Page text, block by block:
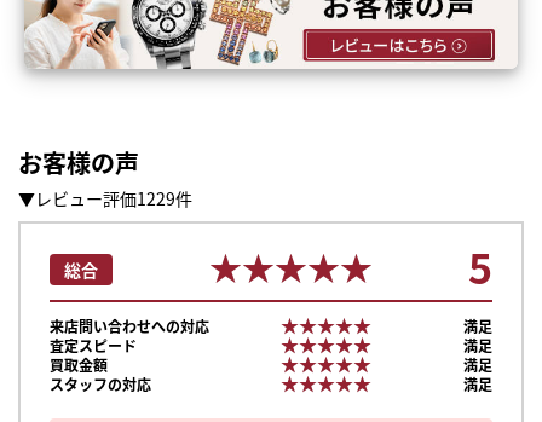
お客様の声
▼レビュー評価1229件
総合 ★★★★★
★★★★★ 5
来店問い合わせへの対応 ★★★★★
★★★★★
満足
査定スピード
★★★★★
★★★★★
満足
買取金額
★★★★★
★★★★★
満足
スタッフの対応
★★★★★
★★★★★ 満足